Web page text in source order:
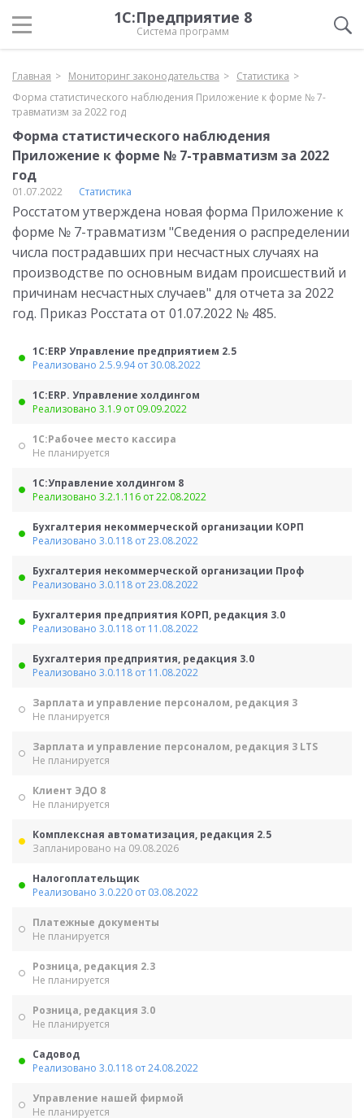
1С:Предприятие 8
Система программ
Главная Мониторинг законодательства
Статистика
Форма статистического наблюдения Приложение к форме № 7-
травматизм за 2022 год
Форма статистического наблюдения
Приложение к форме № 7-травматизм за 2022
год
01.07.2022 Статистика
Росстатом утверждена новая форма Приложение к
форме № 7-травматизм "Сведения о распределении
числа пострадавших при несчастных случаях на
производстве по основным видам происшествий и
причинам несчастных случаев" для отчета за 2022
год. Приказ Росстата от 01.07.2022 № 485.
1С:ERP Управление предприятием 2.5
Реализовано 2.5.9.94 от 30.08.2022
1С:ERP. Управление холдингом
Реализовано 3.1.9 от 09.09.2022
1С:Рабочее место кассира
Не планируется
1С:Управление холдингом 8
Реализовано 3.2.1.116 от 22.08.2022
Бухгалтерия некоммерческой организации КОРП
Реализовано 3.0.118 от 23.08.2022
Бухгалтерия некоммерческой организации Проф
Реализовано 3.0.118 от 23.08.2022
Бухгалтерия предприятия КОРП, редакция 3.0
Реализовано 3.0.118 от 11.08.2022
Бухгалтерия предприятия, редакция 3.0
Реализовано 3.0.118 от 11.08.2022
Зарплата и управление персоналом, редакция 3
Не планируется
Зарплата и управление персоналом, редакция 3 LTS
Не планируется
Клиент ЭДО 8
Не планируется
Комплексная автоматизация, редакция 2.5
Запланировано на 09.08.2026
Налогоплательщик
Реализовано 3.0.220 от 03.08.2022
Платежные документы
Не планируется
Розница, редакция 2.3
Не планируется
Розница, редакция 3.0
Не планируется
Садовод
Реализовано 3.0.118 от 24.08.2022
Управление нашей фирмой
Не планируется